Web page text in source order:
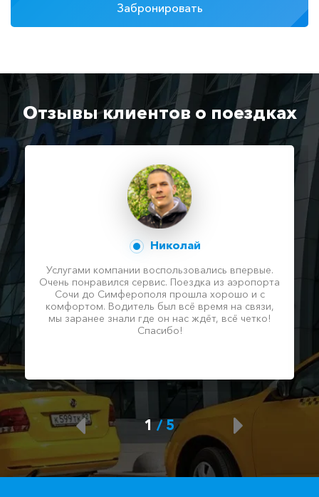
Забронировать
Отзывы клиентов о поездках
Николай
Услугами компании воспользовались впервые.
Очень понравился сервис. Поездка из аэропорта
Сочи до Симферополя прошла хорошо и с
комфортом. Водитель был всё время на связи,
мы заранее знали где он нас ждёт, всё четко!
Спасибо!
1/ 5